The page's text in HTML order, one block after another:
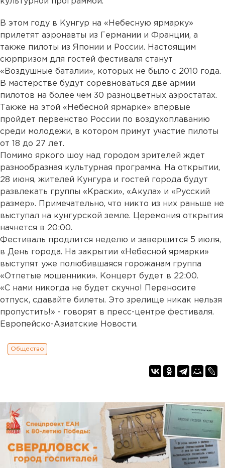
В этом году в Кунгур на «Небесную ярмарку»
прилетят аэронавты из Германии и Франции, а
также пилоты из Японии и России. Настоящим
сюрпризом для гостей фестиваля станут
«Воздушные баталии», которых не было с 2010 года.
В мастерстве будут соревноваться две армии
пилотов на более чем 30 разноцветных аэростатах.
Также на этой «Небесной ярмарке» впервые
пройдет первенство России по воздухоплаванию
среди молодежи, в котором примут участие пилоты
от 18 до 27 лет.
Помимо яркого шоу над городом зрителей ждет
разнообразная культурная программа. На открытии,
28 июня, жителей Кунгура и гостей города будут
развлекать группы «Краски», «Акула» и «Русский
размер». Примечательно, что никто из них раньше не
выступал на кунгурской земле. Церемония открытия
начнется в 20:00.
Фестиваль продлится неделю и завершится 5 июля,
в День города. На закрытии «Небесной ярмарки»
выступят уже полюбившаяся горожанам группа
«Отпетые мошенники». Концерт будет в 22:00.
«С нами никогда не будет скучно! Переносите
отпуск, сдавайте билеты. Это зрелище никак нельзя
пропустить!» - говорят в пресс-центре фестиваля.
Европейско-Азиатские Новости.
Общество